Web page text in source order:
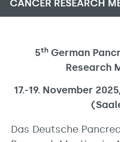
CANCER RESEARCH
5th German
Research
17.-19. November
Das Deutsche